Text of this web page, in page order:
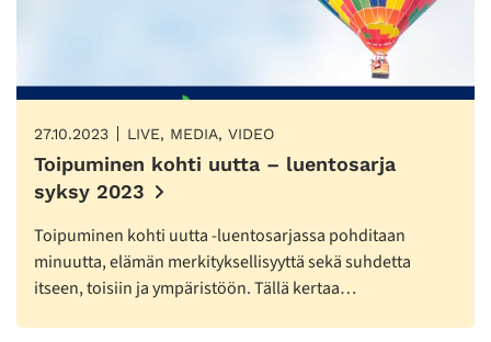
27.10.2023 LIVE, MEDIA, VIDEO
Toipuminen kohti uutta – luentosarja
syksy 2023
Toipuminen kohti uutta -luentosarjassa pohditaan
minuutta, elämän merkityksellisyyttä sekä suhdetta
itseen, toisiin ja ympäristöön. Tällä kertaa…